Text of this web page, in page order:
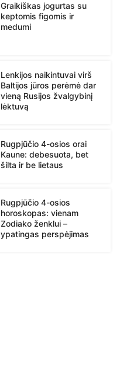
Graikiškas jogurtas su
keptomis figomis ir
medumi
Lenkijos naikintuvai virš
Baltijos jūros perėmė dar
vieną Rusijos žvalgybinį
lėktuvą
Rugpjūčio 4-osios orai
Kaune: debesuota, bet
šilta ir be lietaus
Rugpjūčio 4-osios
horoskopas: vienam
Zodiako ženklui –
ypatingas perspėjimas